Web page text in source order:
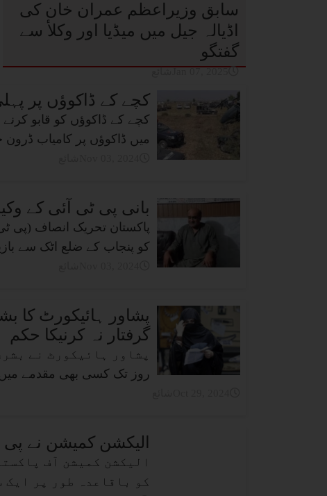
سابق وزیراعظم عمران خان کی
اڈیالہ جیل میں میڈیا اور وکلأ سے
گفتگو
کچے کے ڈاکوؤں پر پہلی
کچے کے ڈاکوؤں کو قابو
میں ڈاکوؤں پر کامیاب ڈرون
بانی پی ٹی آئی کے
پاکستان تحریک انصاف (پی
کو پنجاب کے ضلع اٹک سے
پشاور ہائیکورٹ کا
گرفتار نہ کرنیکا حکم
روز تک کسی بھی مقدمے میں
الیکشن کمیشن نے پی
الیکشن کمیشن آف
کو باقاعدہ طور پر ایک